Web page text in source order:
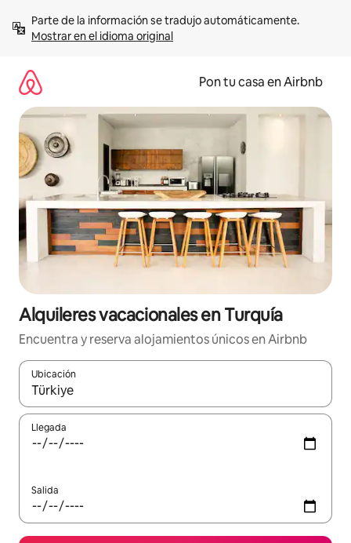
contenidoMostrar en el idioma original
Pon tu casa en Airbnb
Alquileres vacacionales en Turquía
Encuentra y reserva alojamientos únicos en Airbnb
Ubicación
Cuando los resultados estén disponibles, navega con las
Llegada
Salida